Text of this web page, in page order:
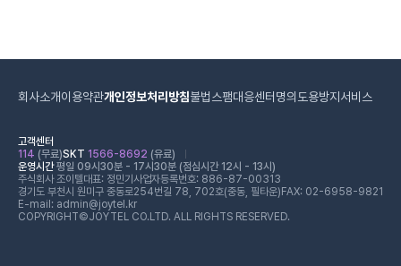
회사소개이용약관개인정보처리방침불법스팸대응센터 명의도용방지서비스
고객센터
114 (무료)SKT 1566-8692 (유료)
운영시간평일 09시30분 - 17시30분 (점심시간 12시 - 13시)
주식회사 조이텔대표: 정민기 사업자등록번호: 886-87-00313
경기도 부천시 원미구 중동로254번길 78, 702호(중동, 필타운) FAX: 02-6958-9821
E-mail: admin@joytel.kr
COPYRIGHT©JOYTEL CO.LTD. ALL RIGHTS RESERVED.